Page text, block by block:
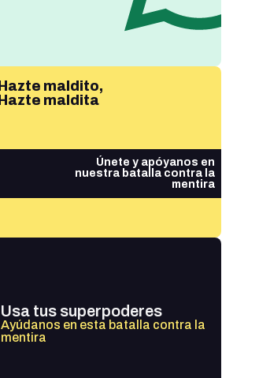
Hazte maldito,
Hazte maldita
Únete y apóyanos en
nuestra batalla contra la
mentira
Usa tus superpoderes
Ayúdanos en esta batalla contra la
mentira